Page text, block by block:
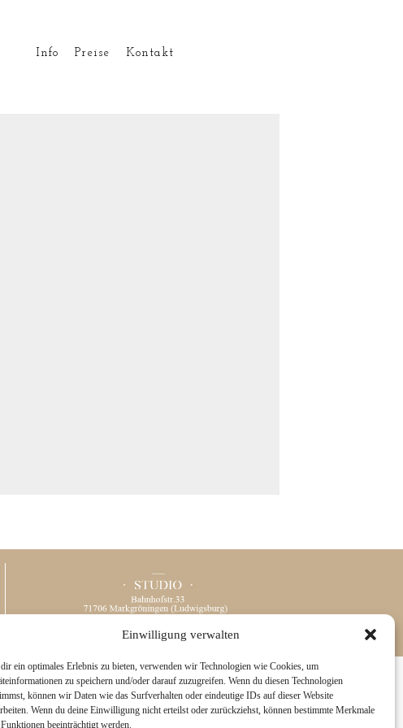
Einwilligung verwalten
ein optimales Erlebnis zu bieten, verwenden wir Technologien wie Cookies, um
zu speichern und/oder darauf zuzugreifen. Wenn du diesen Technologien
können wir Daten wie das Surfverhalten oder eindeutige IDs auf dieser Website
Wenn du deine Einwilligung nicht erteilst oder zurückziehst, können bestimmte Merkmale
beeinträchtigt werden.
Info Preise Kontakt
TEMPLATE | DESIGN BY RED MET YELLOW